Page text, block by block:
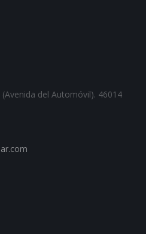
del Automóvil). 46014